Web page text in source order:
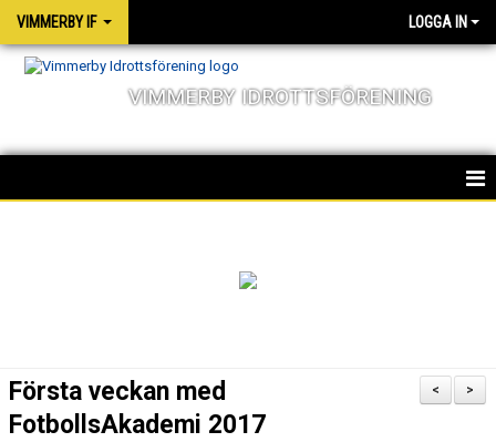
VIMMERBY IF LOGGA IN
VIMMERBY IDROTTSFÖRENING
OM FÖRENINGEN
>
<
Första veckan med
FotbollsAkademi 2017